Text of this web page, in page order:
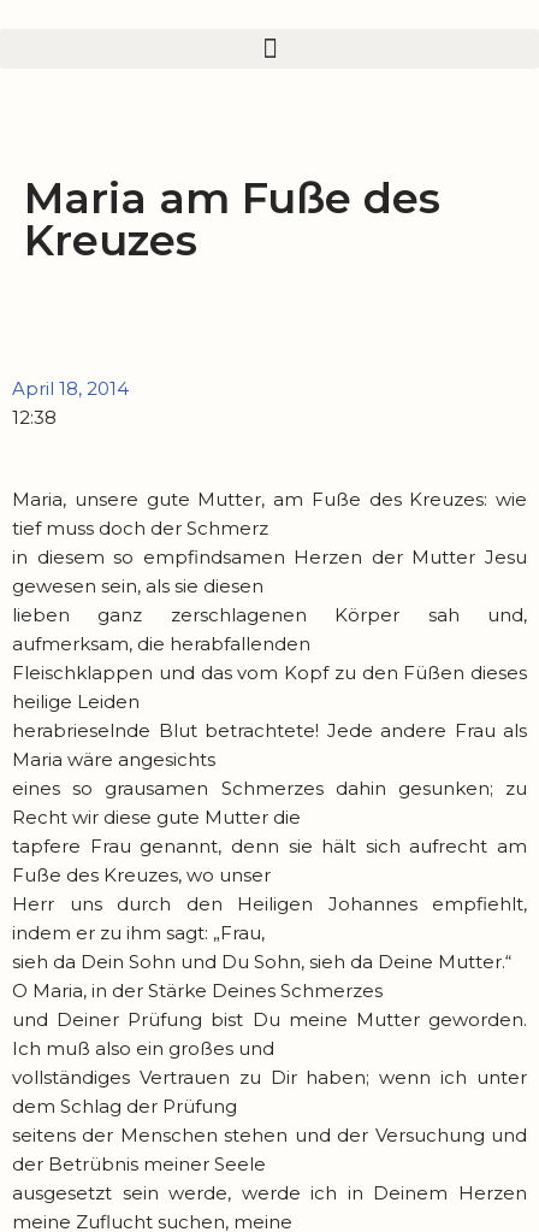
Maria am Fuße des
Kreuzes
April 18, 2014
12:38
Maria, unsere gute Mutter, am Fuße des Kreuzes: wie
tief muss doch der Schmerz
in diesem so empfindsamen Herzen der Mutter Jesu
gewesen sein, als sie diesen
lieben ganz zerschlagenen Körper sah und,
aufmerksam, die herabfallenden
Fleischklappen und das vom Kopf zu den Füßen dieses
heilige Leiden
herabrieselnde Blut betrachtete! Jede andere Frau als
Maria wäre angesichts
eines so grausamen Schmerzes dahin gesunken; zu
Recht wir diese gute Mutter die
tapfere Frau genannt, denn sie hält sich aufrecht am
Fuße des Kreuzes, wo unser
Herr uns durch den Heiligen Johannes empfiehlt,
indem er zu ihm sagt: „Frau,
sieh da Dein Sohn und Du Sohn, sieh da Deine Mutter.“
O Maria, in der Stärke Deines Schmerzes
und Deiner Prüfung bist Du meine Mutter geworden.
Ich muß also ein großes und
vollständiges Vertrauen zu Dir haben; wenn ich unter
dem Schlag der Prüfung
seitens der Menschen stehen und der Versuchung und
der Betrübnis meiner Seele
ausgesetzt sein werde, werde ich in Deinem Herzen
meine Zuflucht suchen, meine